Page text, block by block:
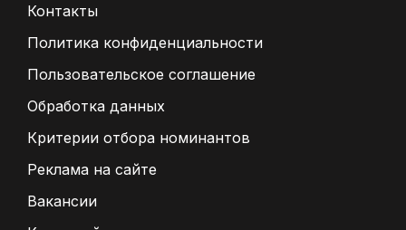
Контакты
Политика конфиденциальности
Пользовательское соглашение
Обработка данных
Критерии отбора номинантов
Реклама на сайте
Вакансии